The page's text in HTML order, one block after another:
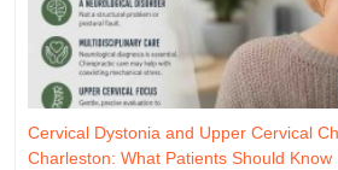
Cervical Dystonia and Upper Cervical
Charleston: What Patients Should Know